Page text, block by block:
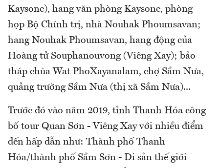
Kaysone), hang văn phòng Kaysone, phòng
họp Bộ Chính trị, nhà Nouhak Phoumsavan;
hang Nouhak Phoumsavan, hang động của
Hoàng tử Souphanouvong (Viêng Xay); bảo
tháp chùa Wat PhoXayanalam, chợ Sầm Nưa,
quảng trường Sầm Nưa (thị xã Sầm Nưa)...
Trước đó vào năm 2019, tỉnh Thanh Hóa công
bố tour Quan Sơn - Viêng Xay với nhiều điểm
đến hấp dẫn như: Thành phố Thanh
Hóa/thành phố Sầm Sơn - Di sản thế giới